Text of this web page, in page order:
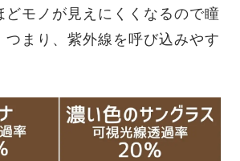
どモノが見えにくくなるので瞳
つまり、紫外線を呼び込みやす